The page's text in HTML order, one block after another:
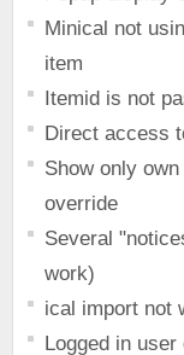
Minical not
item
Itemid is not
Direct access
Show only
override
Several
work)
ical import not
Logged in